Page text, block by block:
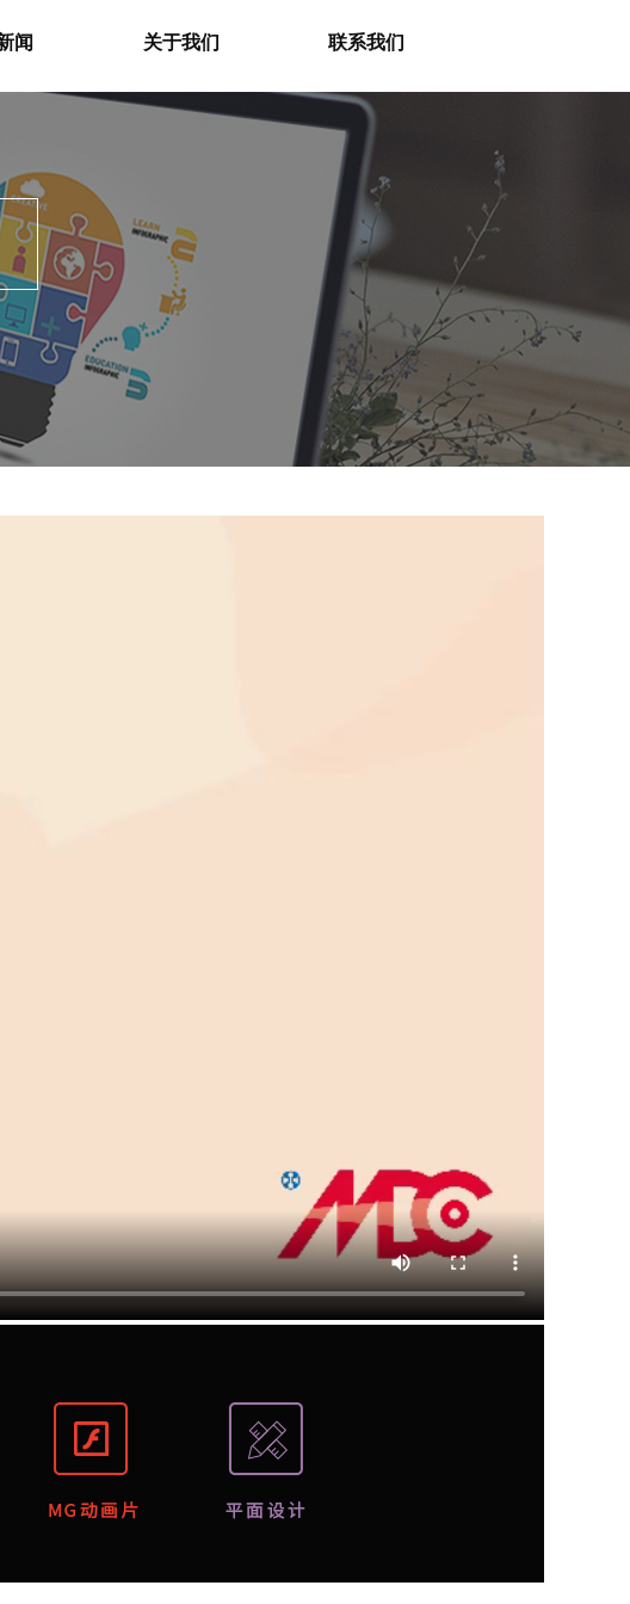
闻 关于我们 联系我们